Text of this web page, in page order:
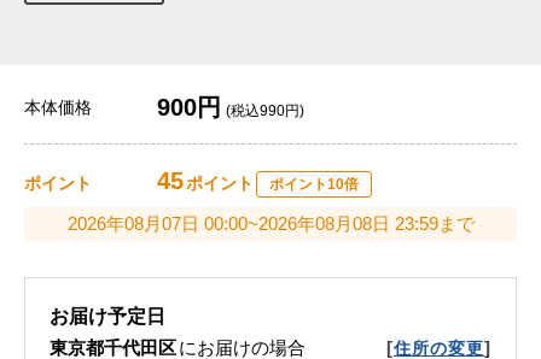
本体価格 900円 (税込990円)
ポイント 45ポイント ポイント10倍
2026年08月07日 00:00~2026年08月08日 23:59まで
お届け予定日
東京都千代田区にお届けの場合 [住所の変更]